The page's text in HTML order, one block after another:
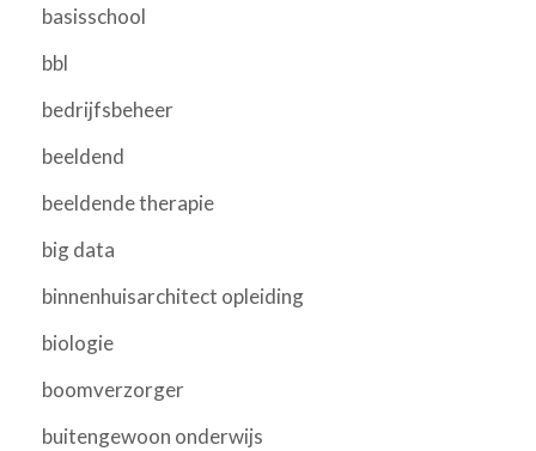
basisschool
bbl
bedrijfsbeheer
beeldend
beeldende therapie
big data
binnenhuisarchitect opleiding
biologie
boomverzorger
buitengewoon onderwijs